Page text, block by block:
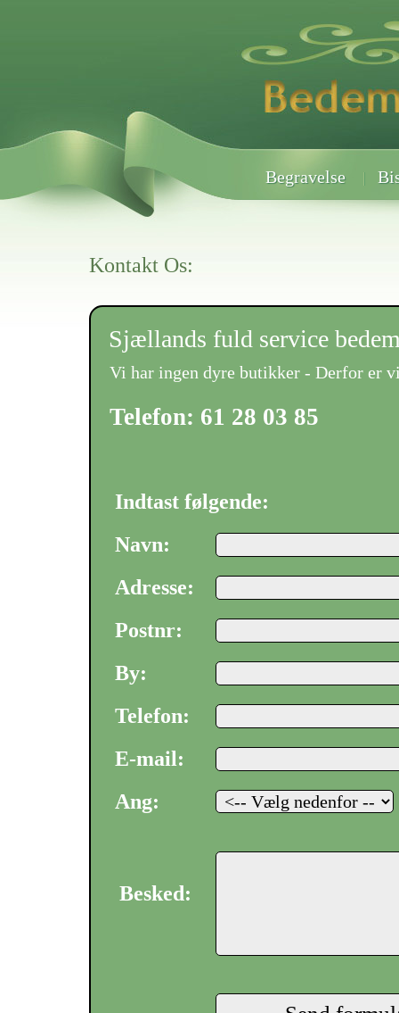
Begravelse
Kontakt Os:
Sjællands fuld service
Vi har ingen dyre butikker - Derfor er
Telefon: 61 28 03 85
Indtast følgende:
Navn:
Adresse:
Postnr:
By:
Telefon:
E-mail:
Ang:
Besked: